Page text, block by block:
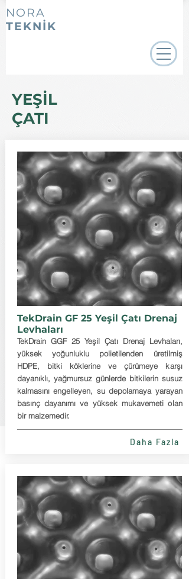
NORA
TEKNİK
YEŞİL
ÇATI
TekDrain GF 25 Yeşil Çatı Drenaj
Levhaları
TekDrain GGF 25 Yeşil Çatı Drenaj Levhaları,
yüksek yoğunluklu polietilenden üretilmiş
HDPE, bitki köklerine ve çürümeye karşı
dayanıklı, yağmursuz günlerde bitkilerin susuz
kalmasını engelleyen, su depolamaya yarayan
basınç dayanımı ve yüksek mukavemeti olan
bir malzemedir.
Daha Fazla